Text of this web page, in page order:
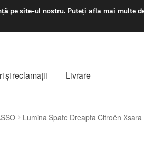
şi reclamații Livrare
Lumina Spate Dreapta Citroën
pe site-ul nostru. Puteți afla mai multe